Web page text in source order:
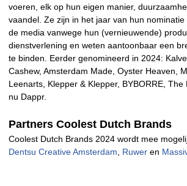
voeren, elk op hun eigen manier,
vaandel. Ze zijn in het jaar van hun
de media vanwege hun (vernieuwende)
dienstverlening en weten aantoonbaar een
te binden. Eerder genomineerd in 2024:
Cashew, Amsterdam Made, Oyster Heaven,
Leenarts, Klepper & Klepper, BYBORRE,
nu Dappr.
Partners Coolest Dutch Brands
Coolest Dutch Brands 2024 wordt mee
Dentsu Creative Amsterdam
Ruwer en